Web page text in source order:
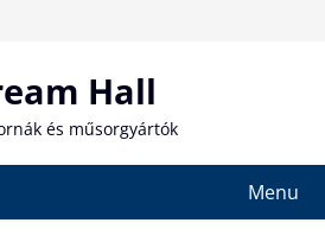
Hall
és műsorgyártók
Menu